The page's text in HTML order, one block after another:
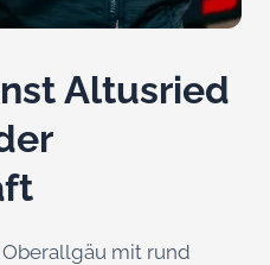
Altusried
mit rund